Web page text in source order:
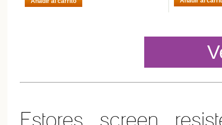
Estores screen